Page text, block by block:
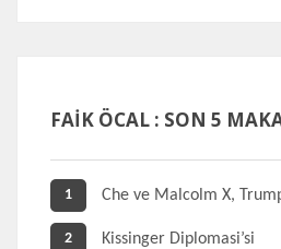
FAİK ÖCAL : SON 5
1 Che ve Malcolm X,
2 Kissinger Diplomasi’si